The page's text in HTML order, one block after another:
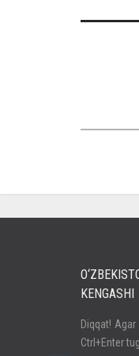
Кириш
Паролни унутдингизми?
KENGASHI
Diqqat!
Ctrl+Enter